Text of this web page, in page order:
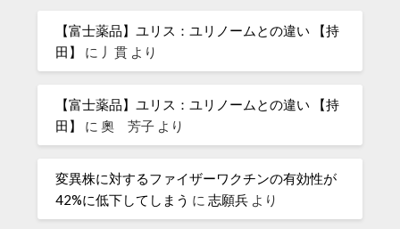
【富士薬品】ユリス：ユリノームとの違い 【持
田】
に 丿貫 より
【富士薬品】ユリス：ユリノームとの違い 【持
田】
に奧 芳子 より
変異株に対するファイザーワクチンの有効性が
42%に低下してしまう に志願兵 より